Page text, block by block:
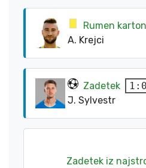
Rumen karton
A. Krejci
Zadetek 1:0
J. Sylvestr
Zadetek iz